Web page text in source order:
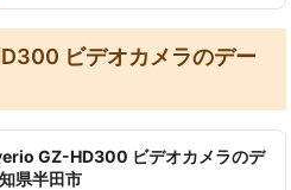
ビデオカメラのデー
GZ-HD300 ビデオカメラのデ
県半田市